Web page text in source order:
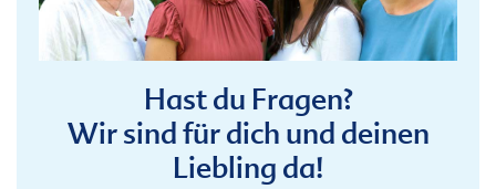
Hast du Fragen?
Wir sind für dich und deinen
Liebling da!